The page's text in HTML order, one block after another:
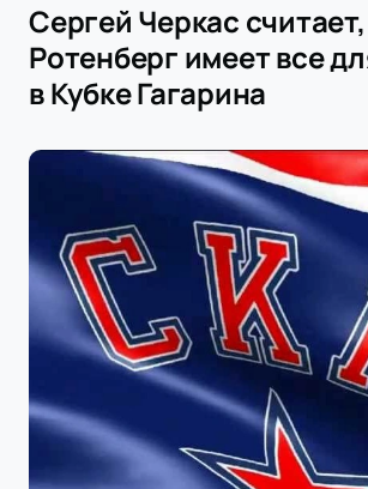
Сергей Черкас
Ротенберг имеет все
в Кубке Гагарина